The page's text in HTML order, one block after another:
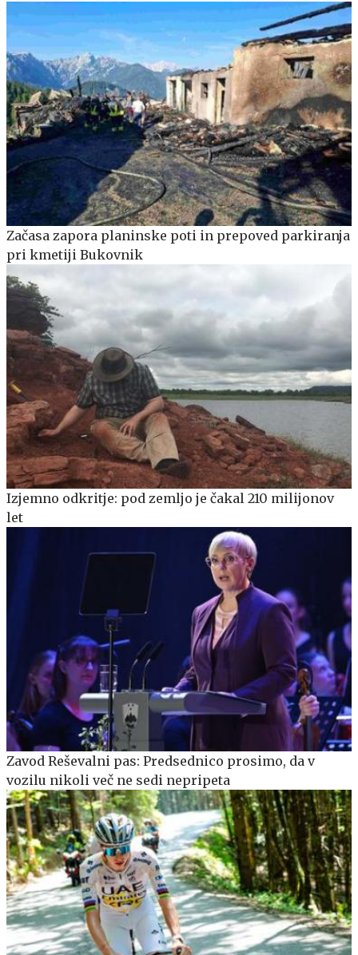
Začasa zapora planinske poti in prepoved parkiranja
pri kmetiji Bukovnik
Izjemno odkritje: pod zemljo je čakal 210 milijonov
let
Zavod Reševalni pas: Predsednico prosimo, da v
vozilu nikoli več ne sedi nepripeta